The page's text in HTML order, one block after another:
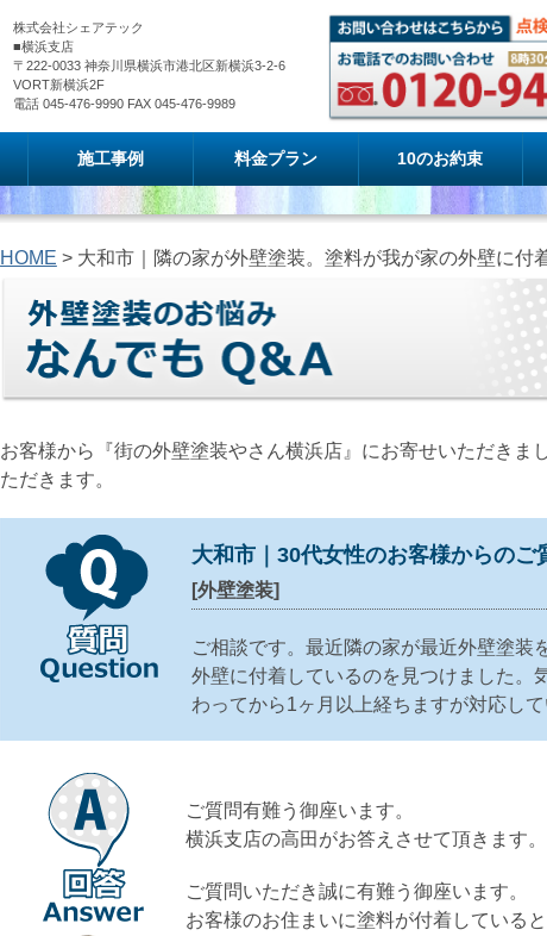
株式会社シェアテック
■横浜支店
〒222-0033 神奈川県横浜市港北区新横浜3-2-6
VORT新横浜2F
電話 045-476-9990 FAX 045-476-9989
施工事例 料金プラン 10のお約束
HOME > 大和市｜隣の家が外壁塗装。塗料が我が家の外壁に付
お客様から『街の外壁塗装やさん横浜店』にお寄せいただきま
ただきます。
大和市｜30代女性のお客様からのご
[外壁塗装]
ご相談です。最近隣の家が最近外壁塗装
外壁に付着しているのを見つけました。
わってから1ヶ月以上経ちますが対応し
ご質問有難う御座います。
横浜支店の高田がお答えさせて頂きます。
ご質問いただき誠に有難う御座います。
お客様のお住まいに塗料が付着している